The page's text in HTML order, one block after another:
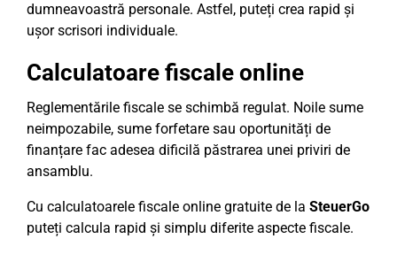
dumneavoastră personale. Astfel, puteți crea rapid și
ușor scrisori individuale.
Calculatoare fiscale online
Reglementările fiscale se schimbă regulat. Noile sume
neimpozabile, sume forfetare sau oportunități de
finanțare fac adesea dificilă păstrarea unei priviri de
ansamblu.
Cu calculatoarele fiscale online gratuite de la SteuerGo
puteți calcula rapid și simplu diferite aspecte fiscale.